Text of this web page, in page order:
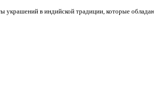
украшений в индийской традиции, которые